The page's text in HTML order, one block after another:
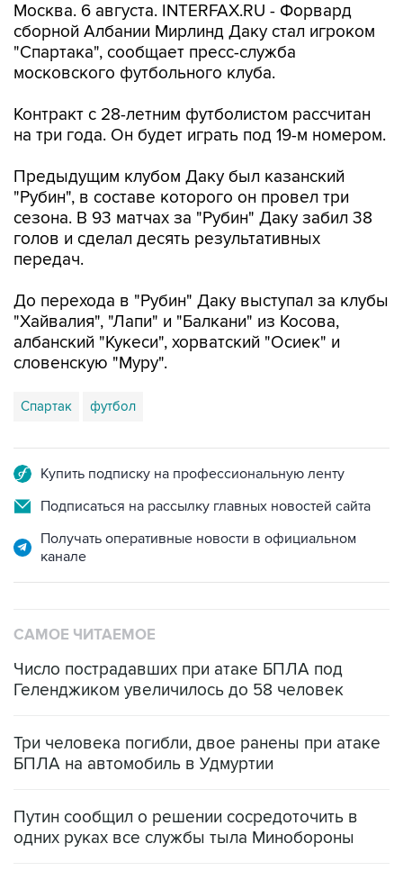
Москва. 6 августа. INTERFAX.RU - Форвард
сборной Албании Мирлинд Даку стал игроком
"Спартака", сообщает пресс-служба
московского футбольного клуба.
Контракт с 28-летним футболистом рассчитан
на три года. Он будет играть под 19-м номером.
Предыдущим клубом Даку был казанский
"Рубин", в составе которого он провел три
сезона. В 93 матчах за "Рубин" Даку забил 38
голов и сделал десять результативных
передач.
До перехода в "Рубин" Даку выступал за клубы
"Хайвалия", "Лапи" и "Балкани" из Косова,
албанский "Кукеси", хорватский "Осиек" и
словенскую "Муру".
Спартак футбол
Купить подписку на профессиональную ленту
Подписаться на рассылку главных новостей сайта
Получать оперативные новости в официальном
канале
САМОЕ ЧИТАЕМОЕ
Число пострадавших при атаке БПЛА под
Геленджиком увеличилось до 58 человек
Три человека погибли, двое ранены при атаке
БПЛА на автомобиль в Удмуртии
Путин сообщил о решении сосредоточить в
одних руках все службы тыла Минобороны